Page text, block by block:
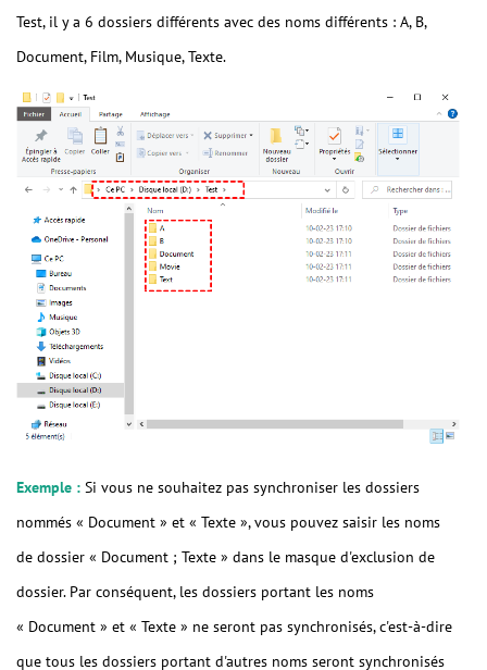
Test, il y a 6 dossiers différents avec des noms différents : A, B,
Document, Film, Musique, Texte.
Exemple : Si vous ne souhaitez pas synchroniser les dossiers
nommés « Document » et « Texte », vous pouvez saisir les noms
de dossier « Document ; Texte » dans le masque d'exclusion de
dossier. Par conséquent, les dossiers portant les noms
« Document » et « Texte » ne seront pas synchronisés, c'est-à-dire
que tous les dossiers portant d'autres noms seront synchronisés